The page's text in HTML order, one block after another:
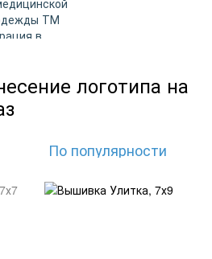
логотипа на
По популярности